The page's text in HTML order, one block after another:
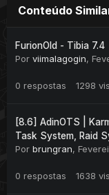
Conteúdo
FurionOld - Tibia 7.4
Por viimalagogin,
0 respostas 1298
[8.6] AdinOTS |
Task System, Raid
Por brungran,
0 respostas 1638